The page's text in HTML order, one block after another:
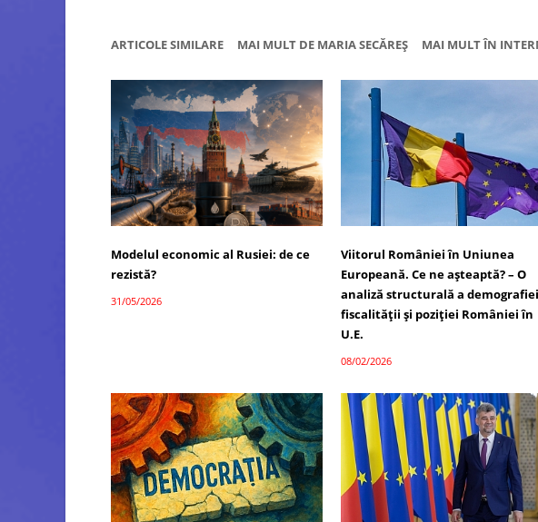
ARTICOLE SIMILARE MAI MULT DE MARIA SECĂREȘ MAI MULT ÎN
Modelul economic al Rusiei: de ce
rezistă?
31/05/2026
Viitorul României în Uniunea
Europeană. Ce ne așteaptă? – O
analiză structurală a
fiscalității și poziției României în
U.E.
08/02/2026